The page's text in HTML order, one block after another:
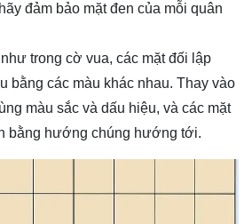
đảm bảo mặt đen của mỗi quân
trong cờ vua, các mặt đối lập
bằng các màu khác nhau. Thay vào
màu sắc và dấu hiệu, và các mặt
bằng hướng chúng hướng tới.